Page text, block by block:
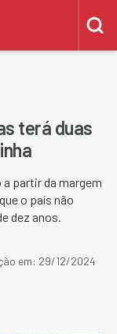
terá duas
partir da margem
o país não
dez anos.
em: 29/12/2024